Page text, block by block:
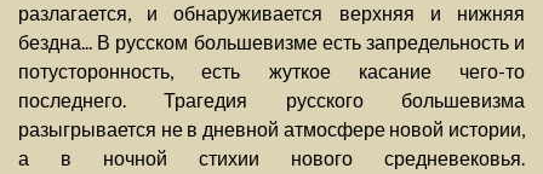
разлагается, и обнаруживается верхняя и нижняя
бездна... В русском большевизме есть запредельность и
потусторонность, есть жуткое касание чего-то
последнего. Трагедия русского большевизма
разыгрывается не в дневной атмосфере новой истории,
а в ночной стихии нового средневековья.